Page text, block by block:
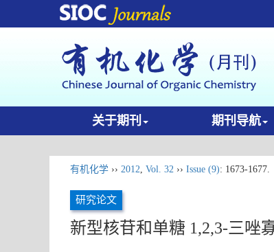
关于期刊 期刊导航
有机化学 ›› 2012, Vol. 32 ›› Issue (9): 1673-1677.
研究论文
新型核苷和单糖 1,2,3-三唑